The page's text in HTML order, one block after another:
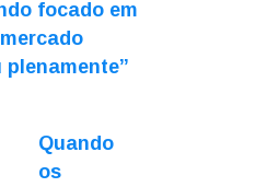
focado em
Quando
os